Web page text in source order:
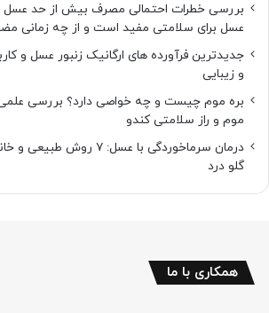
بررسی خطرات احتمالی مصرف بیش از حد عسل
عسل برای سلامتی مفید است و از چه زمانی
جدیدترین فرآورده های ارگانیک زنبور عسل و
و زیبایی
بره موم چیست و چه خواصی دارد؟ بررسی
موم و راز سلامتی کندو
درمان سرماخوردگی با عسل: ۷
گلو درد
همکاری با ما